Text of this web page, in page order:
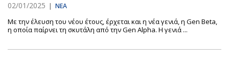
02/01/2025 | ΝΕΑ
Με την έλευση του νέου έτους, έρχεται και η νέα γενιά, η Gen Beta,
η οποία παίρνει τη σκυτάλη από την Gen Alpha. Η γενιά ...